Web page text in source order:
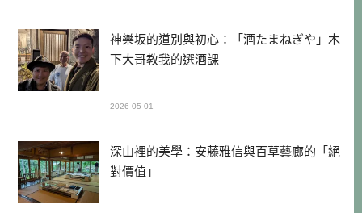
神樂坂的道別與初心：「酒たまねぎや」木
下大哥教我的選酒課
2026-05-01
深山裡的美學：安藤雅信與百草藝廊的「絕
對價值」